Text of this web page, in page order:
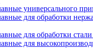
универсального
для обработки
для обработки
для